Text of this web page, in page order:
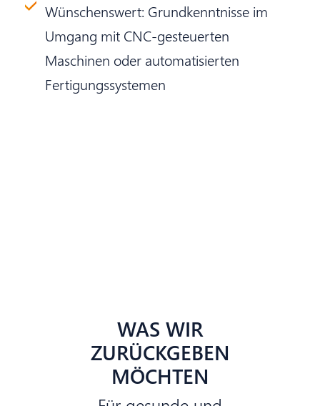
Wünschenswert: Grundkenntnisse im
Umgang mit CNC-gesteuerten
Maschinen oder automatisierten
Fertigungssystemen
WAS WIR
ZURÜCKGEBEN
MÖCHTEN